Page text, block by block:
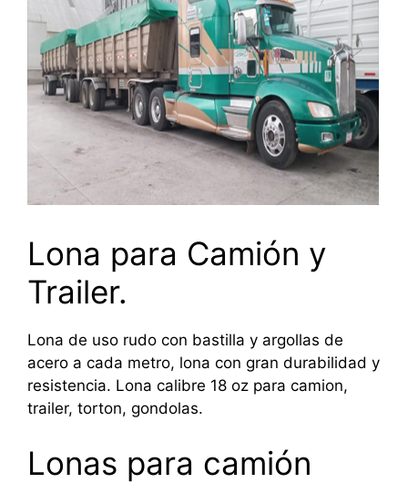
Lona para Camión y
Trailer.
Lona de uso rudo con bastilla y argollas de
acero a cada metro, lona con gran durabilidad y
resistencia. Lona calibre 18 oz para camion,
trailer, torton, gondolas.
Lonas para camión